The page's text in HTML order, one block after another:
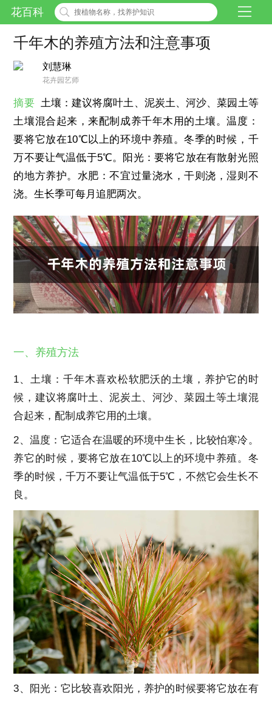
花百科
千年木的养殖方法和注意事项
刘慧琳
花卉园艺师
摘要 土壤：建议将腐叶土、泥炭土、河沙、菜园土等
土壤混合起来，来配制成养千年木用的土壤。温度：
要将它放在10℃以上的环境中养殖。冬季的时候，千
万不要让气温低于5℃。阳光：要将它放在有散射光照
的地方养护。水肥：不宜过量浇水，干则浇，湿则不
浇。生长季可每月追肥两次。
一、养殖方法
1、土壤：千年木喜欢松软肥沃的土壤，养护它的时
候，建议将腐叶土、泥炭土、河沙、菜园土等土壤混
合起来，配制成养它用的土壤。
2、温度：它适合在温暖的环境中生长，比较怕寒冷。
养它的时候，要将它放在10℃以上的环境中养殖。冬
季的时候，千万不要让气温低于5℃，不然它会生长不
良。
3、阳光：它比较喜欢阳光，养护的时候要将它放在有